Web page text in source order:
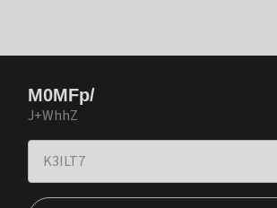
M0MFp/
J+WhhZ